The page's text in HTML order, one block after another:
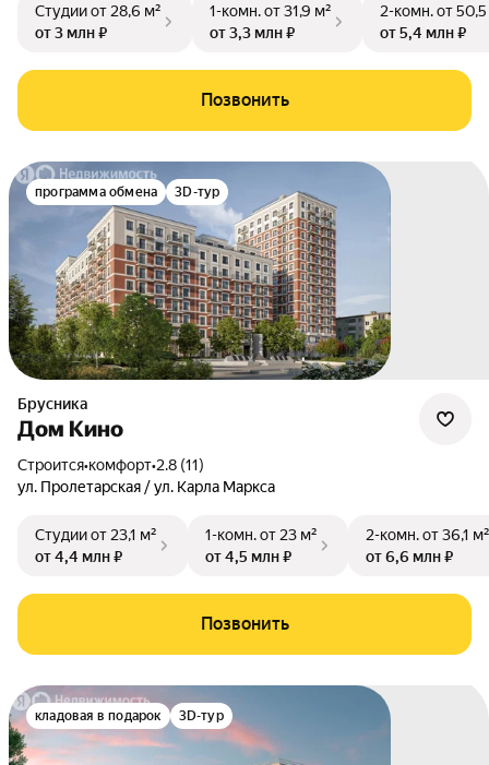
Студииот 28,6 м²
от 3 млн ₽
1-комн.от 31,9 м²
от 3,3 млн ₽
2-комн.от
от 5,4 млн ₽
Позвонить
программа обмена 3D-тур
Брусника
Дом Кино
Строится•комфорт•2.8 (11)
ул. Пролетарская / ул. Карла Маркса
Студииот 23,1 м²
от 4,4 млн ₽
1-комн.от 23 м²
от 4,5 млн ₽
2-комн.от 36,1 м²
от 6,6 млн ₽
Позвонить
кладовая в подарок 3D-тур